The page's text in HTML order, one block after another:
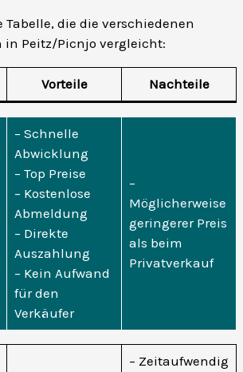
die die verschiedenen
in Peitz/Picnjo vergleicht:
Vorteile Nachteile
– Schnelle
Abwicklung
– Top Preise
– Kostenlose
Abmeldung
– Direkte
Auszahlung
– Kein Aufwand
für den
Verkäufer
–
Möglicherweise
geringerer Preis
als beim
Privatverkauf
– Zeitaufwendig